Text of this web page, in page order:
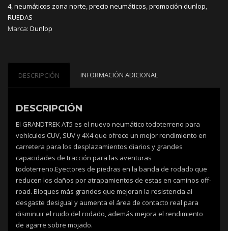
4,neumáticos zona norte,precio neumáticos,promoción dunlop,
RUEDAS
Marca: Dunlop
DESCRIPCIÓN INFORMACIÓN ADICIONAL
DESCRIPCIÓN
El GRANDTREK AT5 es el nuevo neumático todoterreno para
vehículos CUV, SUV y 4X4 que ofrece un mejor rendimiento en
carretera para los desplazamientos diarios y grandes
capacidades de tracción para las aventuras
todoterreno.Eyectores de piedras en la banda de rodado que
reducen los daños por atrapamientos de estas en caminos off-
road. Bloques más grandes que mejoran la resistencia al
desgaste desigual y aumenta el área de contacto real para
disminuir el ruido del rodado, además mejora el rendimiento
de agarre sobre mojado.